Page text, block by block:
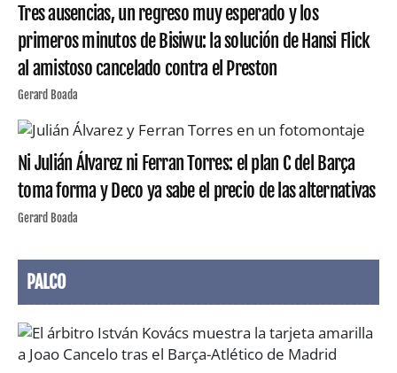
Tres ausencias, un regreso muy esperado y los
primeros minutos de Bisiwu: la solución de Hansi Flick
al amistoso cancelado contra el Preston
Gerard Boada
Ni Julián Álvarez ni Ferran Torres: el plan C del Barça
toma forma y Deco ya sabe el precio de las alternativas
Gerard Boada
PALCO